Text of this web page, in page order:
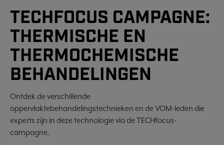
TECHFOCUS CAMPAGNE:
THERMISCHE EN
THERMOCHEMISCHE
BEHANDELINGEN
Ontdek de verschillende
oppervlaktebehandelingstechnieken en de VOM-leden die
experts zijn in deze technologie via de TECHfocus-
campagne.